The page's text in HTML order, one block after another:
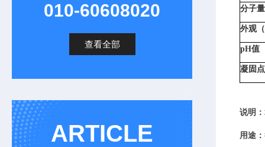
010-60608020
查看全部
ARTICLE
分子
外观
pH值
凝固
说明：
用途：